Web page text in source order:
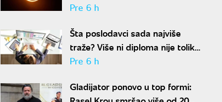
rasprodate
Pre 6 h
Šta poslodavci sada najviše
traže? Više ni diploma nije toliko
važna
Pre 6 h
Gladijator ponovo u top formi: